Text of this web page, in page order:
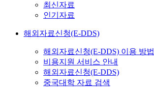
최신자료
인기자료
해외자료신청(E-DDS)
해외자료신청(E-DDS) 이용 방법
비용지원 서비스 안내
해외자료신청(E-DDS)
중국대학 자료 검색